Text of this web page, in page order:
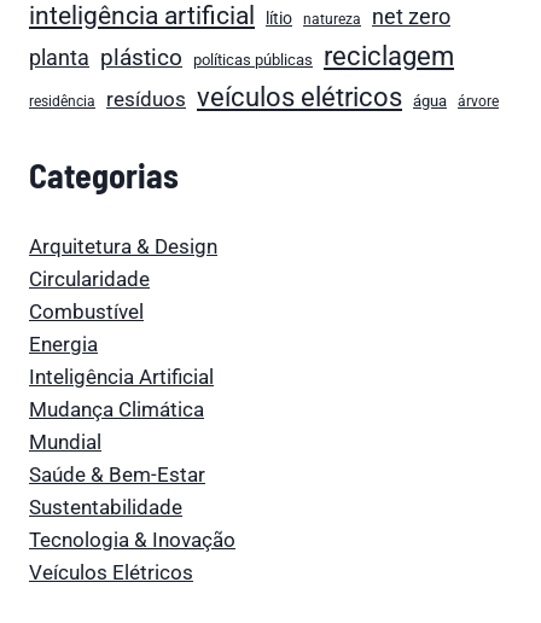
inteligência artificial lítio natureza
net zero
planta plástico políticas públicas reciclagem
residência resíduos veículos elétricos água árvore
Categorias
Arquitetura & Design
Circularidade
Combustível
Energia
Inteligência Artificial
Mudança Climática
Mundial
Saúde & Bem-Estar
Sustentabilidade
Tecnologia & Inovação
Veículos Elétricos